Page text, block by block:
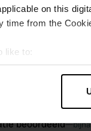
on this
time from the
like to:
your
personal data
content and
beoordeeld—